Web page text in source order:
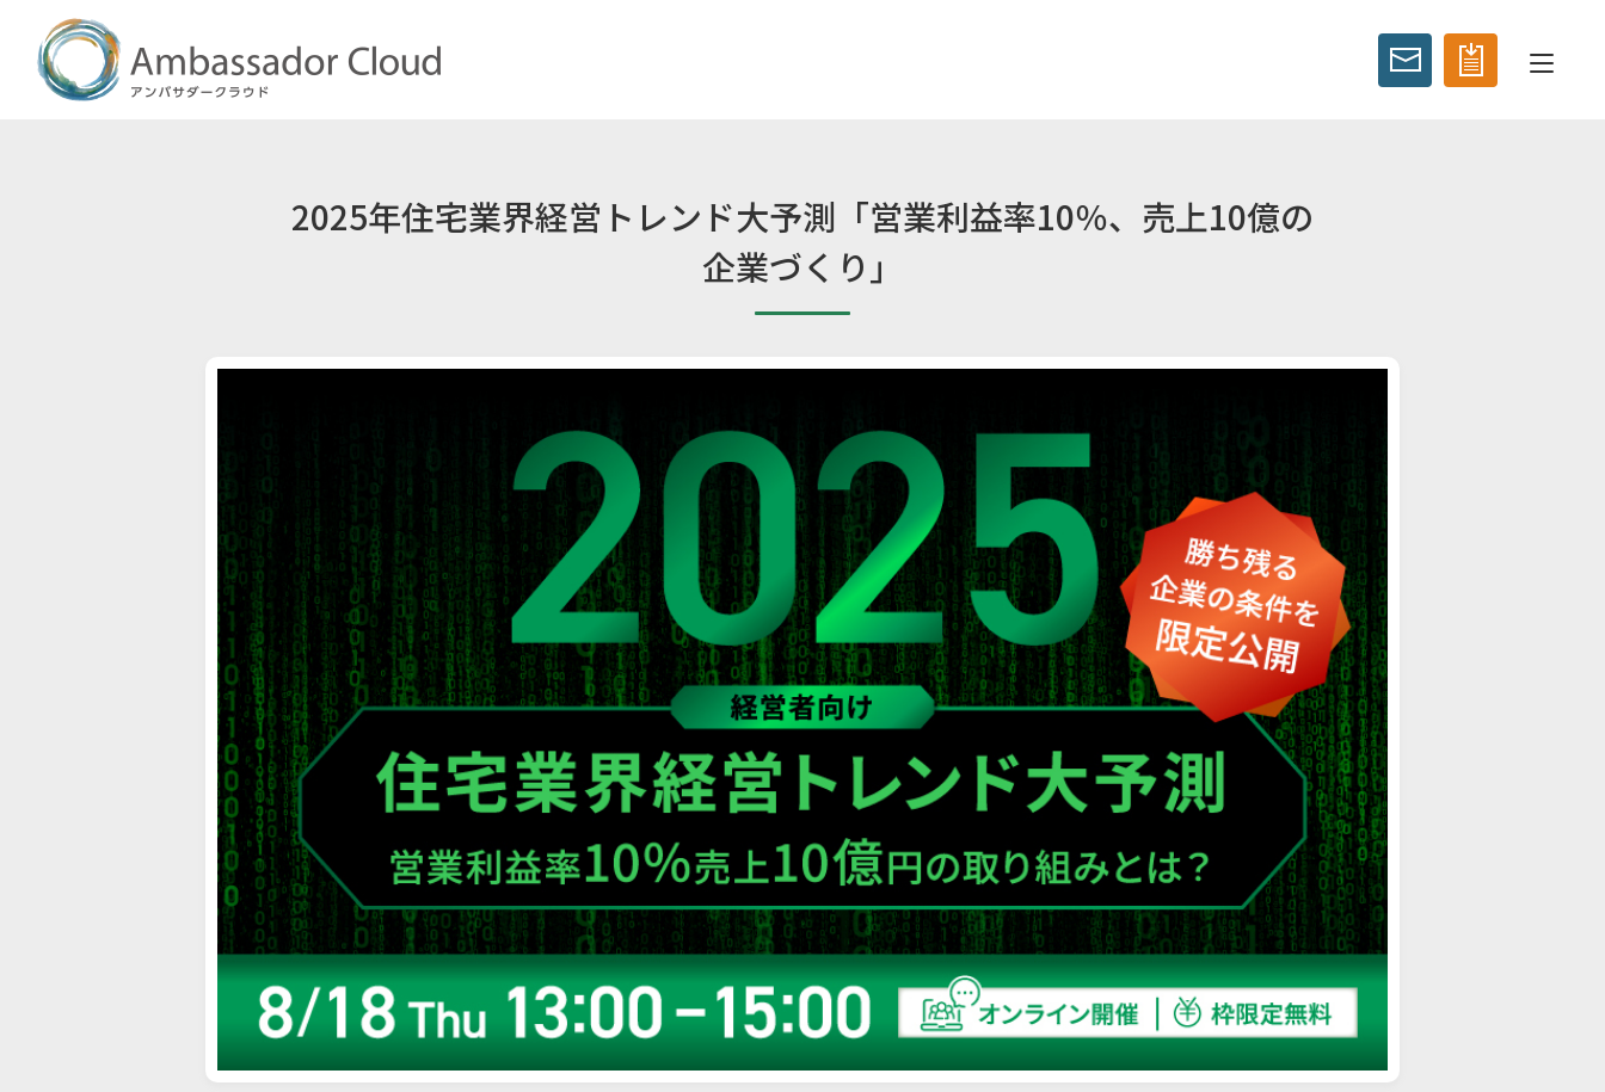
2025年住宅業界経営トレンド大予測「営業利益率10％、売上10億の
企業づくり」